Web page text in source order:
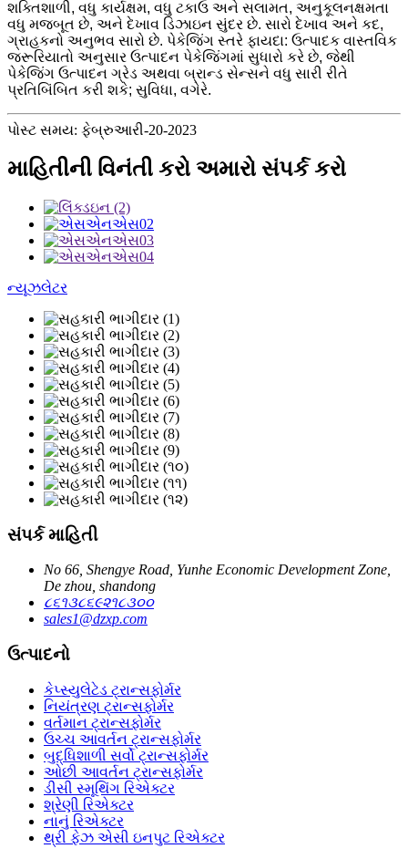
શક્તિશાળી, વધુ કાર્યક્ષમ, વધુ ટકાઉ અને સલામત, અનુકૂલનક્ષમતા
વધુ મજબૂત છે, અને દેખાવ ડિઝાઇન સુંદર છે. સારો દેખાવ અને કદ,
ગ્રાહકનો અનુભવ સારો છે. પેકેજિંગ સ્તરે ફાયદા: ઉત્પાદક વાસ્તવિક
જરૂરિયાતો અનુસાર ઉત્પાદન પેકેજિંગમાં સુધારો કરે છે, જેથી
પેકેજિંગ ઉત્પાદન ગ્રેડ અથવા બ્રાન્ડ સેન્સને વધુ સારી રીતે
પ્રતિબિંબિત કરી શકે; સુવિધા, વગેરે.
પોસ્ટ સમય: ફેબ્રુઆરી-20-2023
માહિતીની વિનંતી કરો અમારો સંપર્ક કરો
ન્યૂઝલેટર
સંપર્ક માહિતી
No 66, Shengye Road, Yunhe Economic Development Zone,
De zhou, shandong
૮૬૧૩૮૬૯૨૧૮૩૦૦
sales1@dzxp.com
ઉત્પાદનો
કેપ્સ્યુલેટેડ ટ્રાન્સફોર્મર
નિયંત્રણ ટ્રાન્સફોર્મર
વર્તમાન ટ્રાન્સફોર્મર
ઉચ્ચ આવર્તન ટ્રાન્સફોર્મર
બુદ્ધિશાળી સર્વો ટ્રાન્સફોર્મર
ઓછી આવર્તન ટ્રાન્સફોર્મર
ડીસી સ્મૂથિંગ રિએક્ટર
શ્રેણી રિએક્ટર
નાનું રિએક્ટર
થ્રી ફેઝ એસી ઇનપુટ રિએક્ટર